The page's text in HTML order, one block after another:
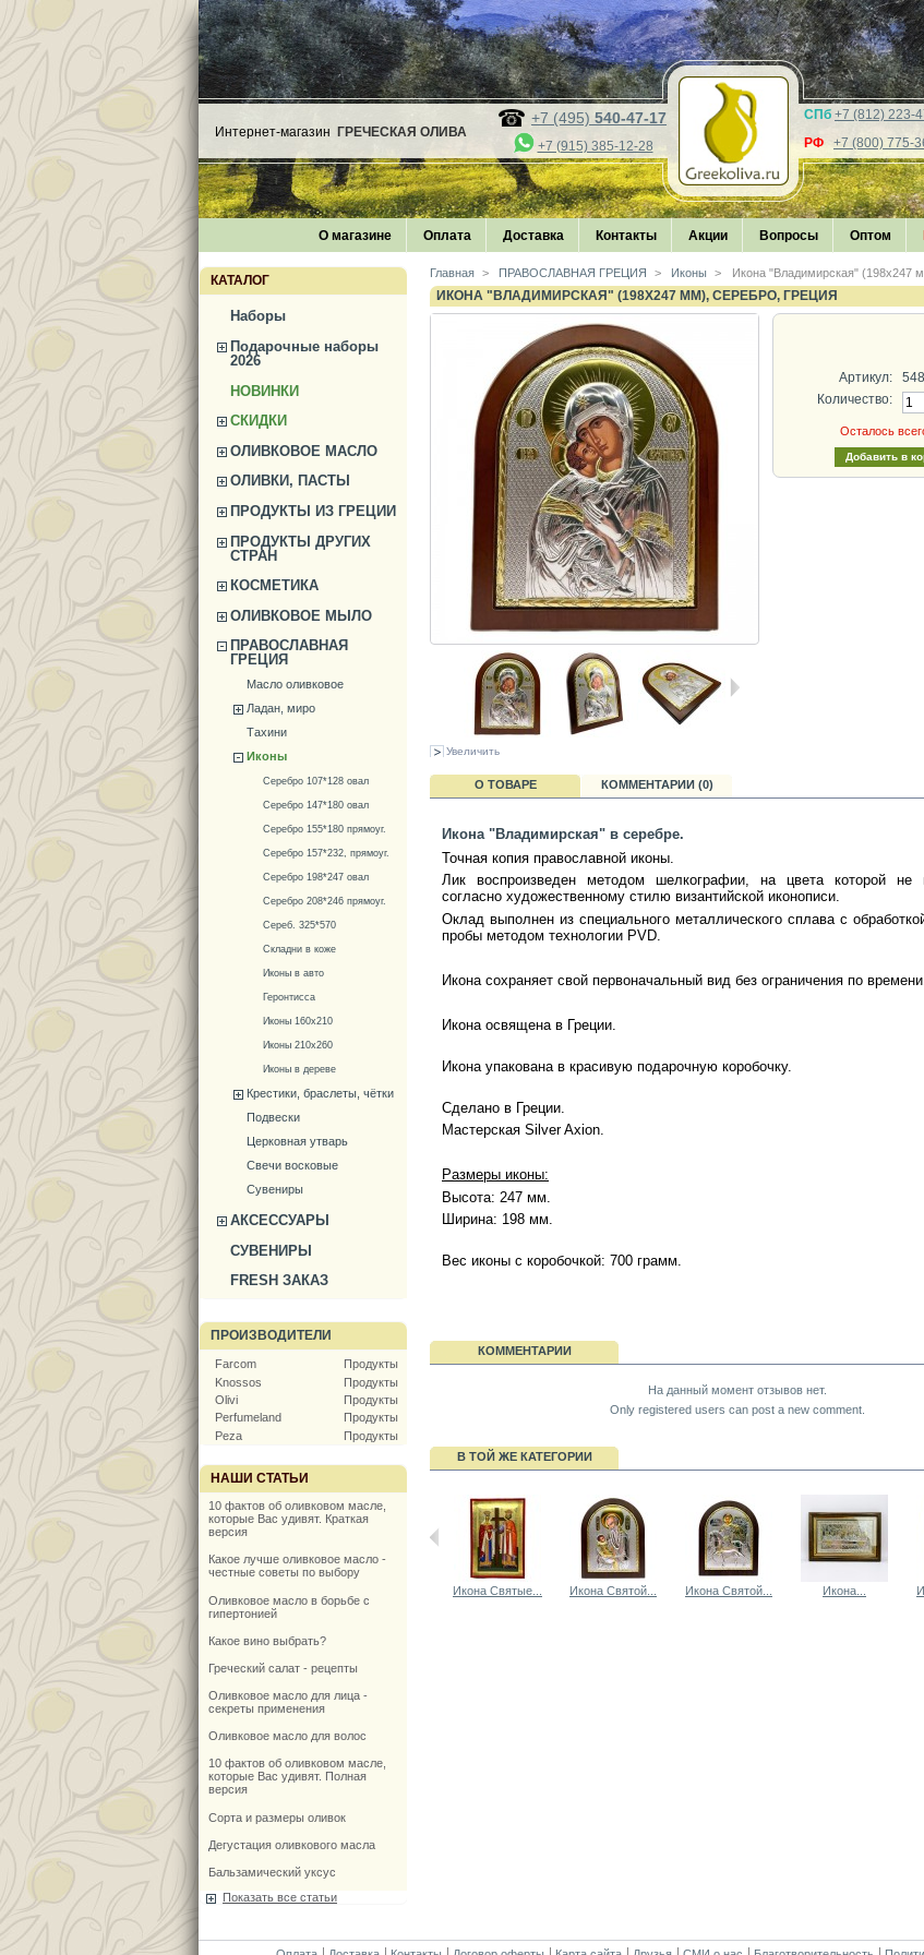
Интернет-магазин ГРЕЧЕСКАЯ ОЛИВА
+7 (495) 540-47-17
+7 (915) 385-12-28
СПб +7 (812) 223-
РФ +7 (800) 775-
О магазине Оплата Доставка Контакты Акции Вопросы Оптом
КАТАЛОГ
Наборы
Подарочные наборы
2026
НОВИНКИ
СКИДКИ
ОЛИВКОВОЕ МАСЛО
ОЛИВКИ, ПАСТЫ
ПРОДУКТЫ ИЗ ГРЕЦИИ
ПРОДУКТЫ ДРУГИХ
СТРАН
КОСМЕТИКА
ОЛИВКОВОЕ МЫЛО
ПРАВОСЛАВНАЯ
ГРЕЦИЯ
Масло оливковое
Ладан, миро
Тахини
Иконы
Серебро 107*128 овал
Серебро 147*180 овал
Серебро 155*180 прямоуг.
Серебро 157*232, прямоуг.
Серебро 198*247 овал
Серебро 208*246 прямоуг.
Сереб. 325*570
Складни в коже
Иконы в авто
Геронтисса
Иконы 160х210
Иконы 210х260
Иконы в дереве
Крестики, браслеты, чётки
Подвески
Церковная утварь
Свечи восковые
Сувениры
АКСЕССУАРЫ
СУВЕНИРЫ
FRESH ЗАКАЗ
ПРОИЗВОДИТЕЛИ
Farcom
Продукты
Knossos
Продукты
Olivi
Продукты
Perfumeland
Продукты
Peza
Продукты
НАШИ СТАТЬИ
10 фактов об оливковом масле,
которые Вас удивят. Краткая
версия
Какое лучше оливковое масло -
честные советы по выбору
Оливковое масло в борьбе с
гипертонией
Какое вино выбрать?
Греческий салат - рецепты
Оливковое масло для лица -
секреты применения
Оливковое масло для волос
10 фактов об оливковом масле,
которые Вас удивят. Полная
версия
Сорта и размеры оливок
Дегустация оливкового масла
Бальзамический уксус
Показать все статьи
Главная > ПРАВОСЛАВНАЯ ГРЕЦИЯ > Иконы > Икона "Владимирская" (198х247
ИКОНА "ВЛАДИМИРСКАЯ" (198Х247 ММ), СЕРЕБРО, ГРЕЦИЯ
Увеличить
Артикул:
Количество:
Осталось
О ТОВАРЕ КОММЕНТАРИИ (0)
Икона "Владимирская" в серебре.
Точная копия православной иконы.
Лик воспроизведен методом шелкографии, на цвета которой не
согласно художественному стилю византийской иконописи.
Оклад выполнен из специального металлического сплава с
пробы методом технологии PVD.
Икона сохраняет свой первоначальный вид без ограничения по времени.
Икона освящена в Греции.
Икона упакована в красивую подарочную коробочку.
Сделано в Греции.
Мастерская Silver Axion.
Размеры иконы:
Высота: 247 мм.
Ширина: 198 мм.
Вес иконы с коробочкой: 700 грамм.
КОММЕНТАРИИ
На данный момент отзывов нет.
Only registered users can post a new comment.
В ТОЙ ЖЕ КАТЕГОРИИ
Икона Святые... Икона Святой... Икона Святой... Икона...